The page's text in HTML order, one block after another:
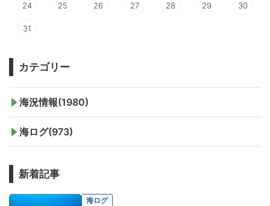
24 25 26 27 28 29 30
31
カテゴリー
海況情報(1980)
海ログ(973)
新着記事
海ログ